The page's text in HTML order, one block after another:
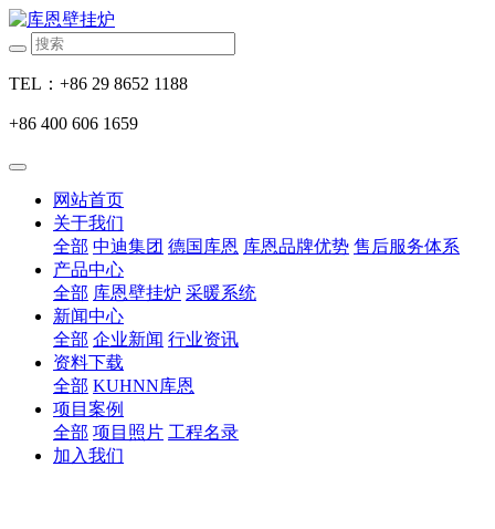
TEL：+86 29 8652 1188
+86 400 606 1659
网站首页
关于我们
全部 中迪集团 德国库恩 库恩品牌优势 售后服务体系
产品中心
全部 库恩壁挂炉 采暖系统
新闻中心
全部 企业新闻 行业资讯
资料下载
全部 KUHNN库恩
项目案例
全部 项目照片 工程名录
加入我们